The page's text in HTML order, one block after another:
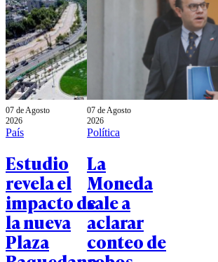
07 de Agosto
2026
País
Estudio
revela el
impacto de
la nueva
Plaza
07 de Agosto
2026
Política
La
Moneda
sale a
aclarar
conteo de